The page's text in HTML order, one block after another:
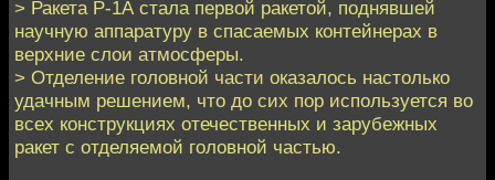
> Ракета Р-1А стала первой ракетой, поднявшей
научную аппаратуру в спасаемых контейнерах в
верхние слои атмосферы.
> Отделение головной части оказалось настолько
удачным решением, что до сих пор используется во
всех конструкциях отечественных и зарубежных
ракет с отделяемой головной частью.